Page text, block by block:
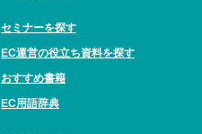
セミナーを探す
EC運営の役立ち資料を探す
おすすめ書籍
EC用語辞典